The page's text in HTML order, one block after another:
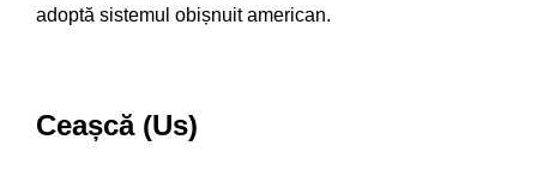
adoptă sistemul obișnuit american.
Ceașcă (Us)